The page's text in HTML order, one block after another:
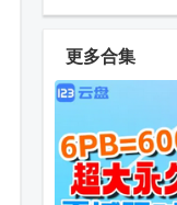
smonの家安
卓版
Keyboard输入
法
更多合集